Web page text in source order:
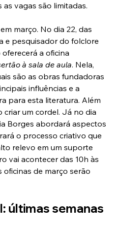
as vagas são limitadas.
março. No dia 22, das
e pesquisador do folclore
a oficina
à sala de aula. Nela,
são as obras fundadoras
influências e a
para esta literatura. Além
criar um cordel. Já no dia
Borges abordará aspectos
o processo criativo que
relevo em um suporte
vai acontecer das 10h às
oficinas de março serão
últimas semanas